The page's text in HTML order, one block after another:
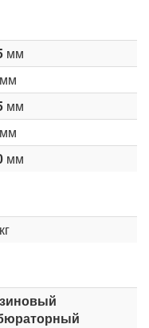
мм
мм
мм
мм
мм
кг